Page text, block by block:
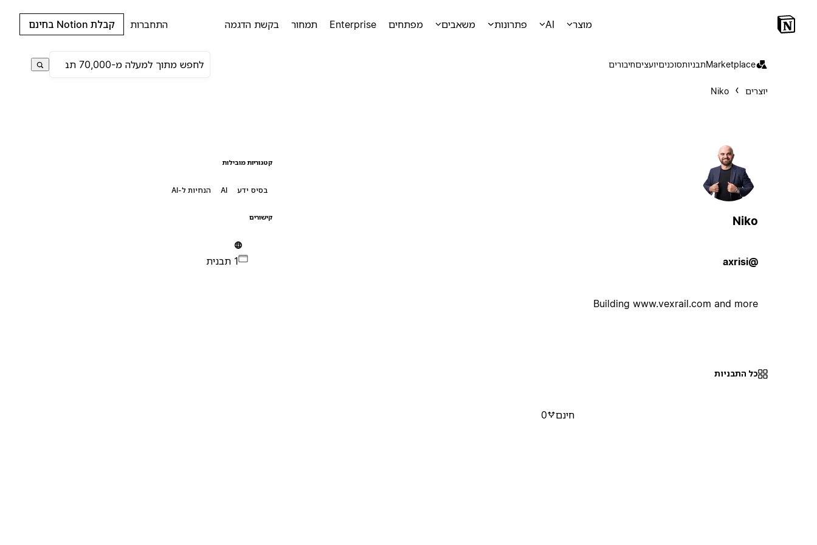
מוצר AI פתרונות משאבים מפתחים Enterprise תמחור בקשת הדגמה התחברות קבלת Notion בחינם
Marketplaceתבניותסוכניםיועציםחיבורים
יוצרים Niko
Niko
@axrisi
Building www.vexrail.com and more
קטגוריות מובילות
בסיס ידע AI הנחיות ל-AI
קישורים
1 תבנית
כל התבניות
חינם 0